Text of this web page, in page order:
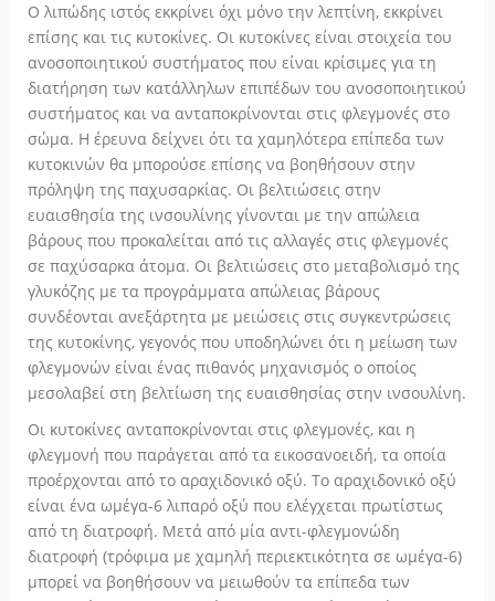
Ο λιπώδης ιστός εκκρίνει όχι μόνο την λεπτίνη, εκκρίνει
επίσης και τις κυτοκίνες. Οι κυτοκίνες είναι στοιχεία του
ανοσοποιητικού συστήματος που είναι κρίσιμες για τη
διατήρηση των κατάλληλων επιπέδων του ανοσοποιητικού
συστήματος και να ανταποκρίνονται στις φλεγμονές στο
σώμα. Η έρευνα δείχνει ότι τα χαμηλότερα επίπεδα των
κυτοκινών θα μπορούσε επίσης να βοηθήσουν στην
πρόληψη της παχυσαρκίας. Οι βελτιώσεις στην
ευαισθησία της ινσουλίνης γίνονται με την απώλεια
βάρους που προκαλείται από τις αλλαγές στις φλεγμονές
σε παχύσαρκα άτομα. Οι βελτιώσεις στο μεταβολισμό της
γλυκόζης με τα προγράμματα απώλειας βάρους
συνδέονται ανεξάρτητα με μειώσεις στις συγκεντρώσεις
της κυτοκίνης, γεγονός που υποδηλώνει ότι η μείωση των
φλεγμονών είναι ένας πιθανός μηχανισμός ο οποίος
μεσολαβεί στη βελτίωση της ευαισθησίας στην ινσουλίνη.
Οι κυτοκίνες ανταποκρίνονται στις φλεγμονές, και η
φλεγμονή που παράγεται από τα εικοσανοειδή, τα οποία
προέρχονται από το αραχιδονικό οξύ. Το αραχιδονικό οξύ
είναι ένα ωμέγα-6 λιπαρό οξύ που ελέγχεται πρωτίστως
από τη διατροφή. Μετά από μία αντι-φλεγμονώδη
διατροφή (τρόφιμα με χαμηλή περιεκτικότητα σε ωμέγα-6)
μπορεί να βοηθήσουν να μειωθούν τα επίπεδα των